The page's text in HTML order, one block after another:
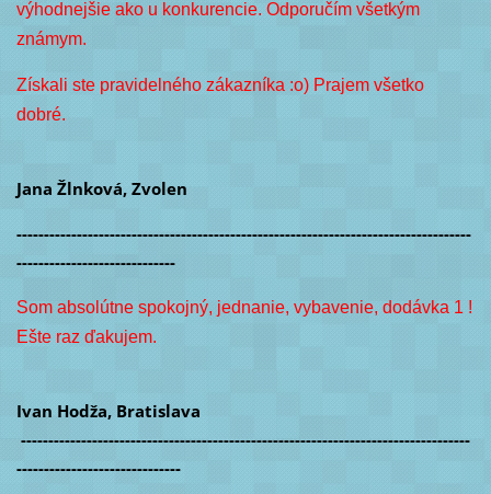
výhodnejšie ako u konkurencie. Odporučím všetkým
známym.
Získali ste pravidelného zákazníka :o) Prajem všetko
dobré.
Jana Žlnková, Zvolen
-----------------------------------------------------------------------------------
-----------------------------
Som absolútne spokojný, jednanie, vybavenie, dodávka 1 !
Ešte raz ďakujem.
Ivan Hodža, Bratislava
----------------------------------------------------------------------------------
------------------------------